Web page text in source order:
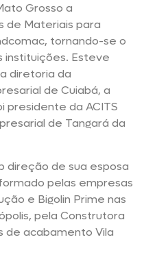
Grosso a
de Materiais para
tornando-se o
instituições. Esteve
diretoria da
de Cuiabá, a
presidente da ACITS
de Tangará da
direção de sua esposa
pelas empresas
e Bigolin Prime nas
pela Construtora
de acabamento Vila